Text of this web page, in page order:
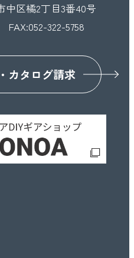
区橘2丁目3番40号
FAX:052-322-5758
カタログ請求